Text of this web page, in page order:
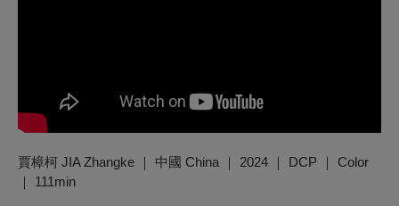
賈樟柯 JIA Zhangke ｜ 中國 China ｜ 2024 ｜ DCP ｜ Color
｜ 111min